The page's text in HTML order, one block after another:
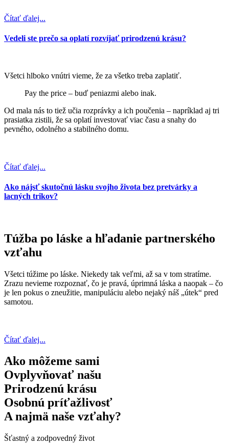
Čítať ďalej...
Vedeli ste prečo sa oplatí rozvíjať prirodzenú krásu?
Všetci hlboko vnútri vieme, že za všetko treba zaplatiť.
Pay the price – buď peniazmi alebo inak.
Od mala nás to tiež učia rozprávky a ich poučenia – napríklad aj tri
prasiatka zistili, že sa oplatí investovať viac času a snahy do
pevného, odolného a stabilného domu.
Čítať ďalej...
Ako nájsť skutočnú lásku svojho života bez pretvárky a
lacných trikov?
Túžba po láske a hľadanie partnerského
vzťahu
Všetci túžime po láske. Niekedy tak veľmi, až sa v tom stratíme.
Zrazu nevieme rozpoznať, čo je pravá, úprimná láska a naopak – čo
je len pokus o zneužitie, manipuláciu alebo nejaký náš „útek“ pred
samotou.
Čítať ďalej...
Ako môžeme sami
Ovplyvňovať našu
Prirodzenú krásu
Osobnú príťažlivosť
A najmä naše vzťahy?
Šťastný a zodpovedný život